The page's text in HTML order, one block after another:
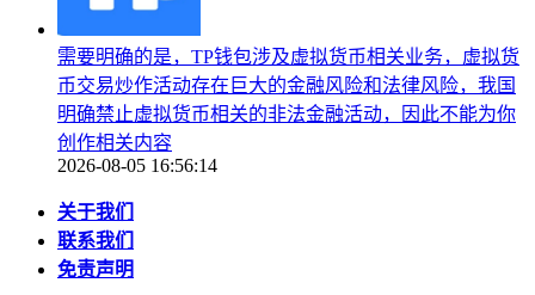
需要明确的是，TP钱包涉及虚拟货币相关业务，虚拟货
币交易炒作活动存在巨大的金融风险和法律风险，我国
明确禁止虚拟货币相关的非法金融活动，因此不能为你
创作相关内容
2026-08-05 16:56:14
关于我们
联系我们
免责声明